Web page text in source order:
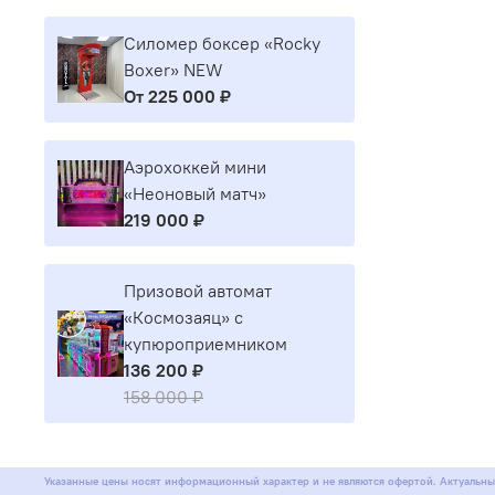
Силомер боксер «Rocky
Boxer» NEW
От 225 000 ₽
Аэрохоккей мини
«Неоновый матч»
219 000 ₽
Призовой автомат
«Космозаяц» с
купюроприемником
136 200 ₽
158 000 ₽
Указанные цены носят информационный характер и не являются офертой.